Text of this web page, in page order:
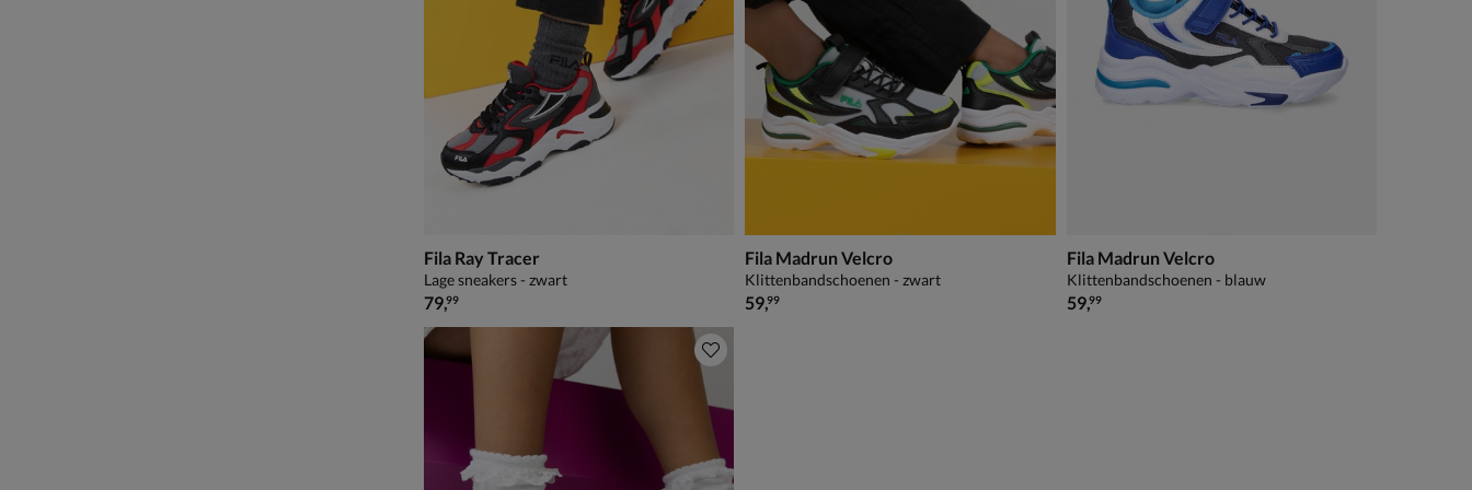
Fila Ray Tracer
Lage sneakers - zwart
€ 79,99
79,99
Fila Madrun Velcro
Klittenbandschoenen - zwart
€ 59,99
59,99
Fila Madrun Velcro
Klittenbandschoenen - blauw
€ 59,99
59,99